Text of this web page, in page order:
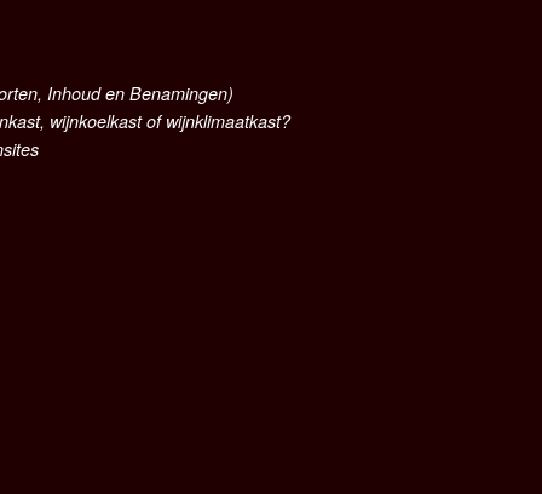
Inhoud en Benamingen)
wijnkoelkast of wijnklimaatkast?